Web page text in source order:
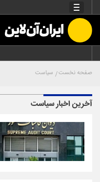
صفحه نخست سیاست
آخرین اخبار سیاست